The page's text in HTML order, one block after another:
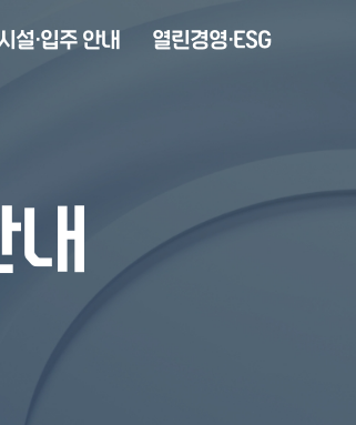
설·입주 안내 열린경영·ESG